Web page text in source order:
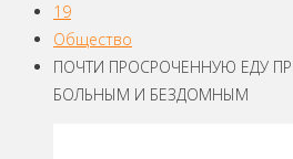
19
Общество
ПОЧТИ ПРОСРОЧЕННУЮ ЕДУ
БОЛЬНЫМ И БЕЗДОМНЫМ